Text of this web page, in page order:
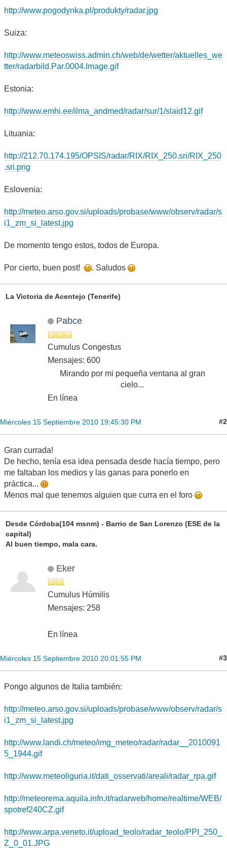
http://www.pogodynka.pl/produkty/radar.jpg
Suiza:
http://www.meteoswiss.admin.ch/web/de/wetter/aktuelles_we
tter/radarbild.Par.0004.Image.gif
Estonia:
http://www.emhi.ee/ilma_andmed/radar/sur/1/slaid12.gif
Lituania:
http://212.70.174.195/OPSIS/radar/RIX/RIX_250.sri/RIX_250
.sri.png
Eslovenia:
http://meteo.arso.gov.si/uploads/probase/www/observ/radar/s
i1_zm_si_latest.jpg
De momento tengo estos, todos de Europa.
Por cierto, buen post! . Saludos
La Victoria de Acentejo (Tenerife)
Pabce
Cumulus Congestus
Mensajes: 600
Mirando por mi pequeña ventana al gran
cielo...
En línea
Miércoles 15 Septiembre 2010 19:45:30 PM #2
Gran currada!
De hecho, tenía esa idea pensada desde hacía tiempo, pero
me faltaban los medios y las ganas para ponerlo en
práctica...
Menos mal que tenemos alguien que curra en el foro
Desde Córdoba(104 msnm) - Barrio de San Lorenzo (ESE de la
capital)
Al buen tiempo, mala cara.
Eker
Cumulus Húmilis
Mensajes: 258
En línea
Miércoles 15 Septiembre 2010 20:01:55 PM #3
Pongo algunos de Italia también:
http://meteo.arso.gov.si/uploads/probase/www/observ/radar/s
i1_zm_si_latest.jpg
http://www.landi.ch/meteo/img_meteo/radar/radar__2010091
5_1944.gif
http://www.meteoliguria.it/dati_osservati/areali/radar_rpa.gif
http://meteorema.aquila.infn.it/radarweb/home/realtime/WEB/
spotref240CZ.gif
http://www.arpa.veneto.it/upload_teolo/radar_teolo/PPI_250_
Z_0_01.JPG